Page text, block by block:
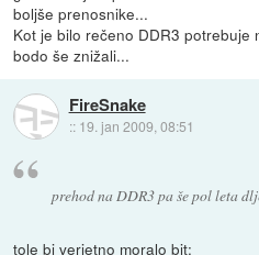
boljše prenosnike...
Kot je bilo rečeno DDR3
bodo še znižali...
FireSnake
:: 19. jan 2009, 08:51
prehod na DDR3 pa še pol leta
tole bi verjetno moralo bit: